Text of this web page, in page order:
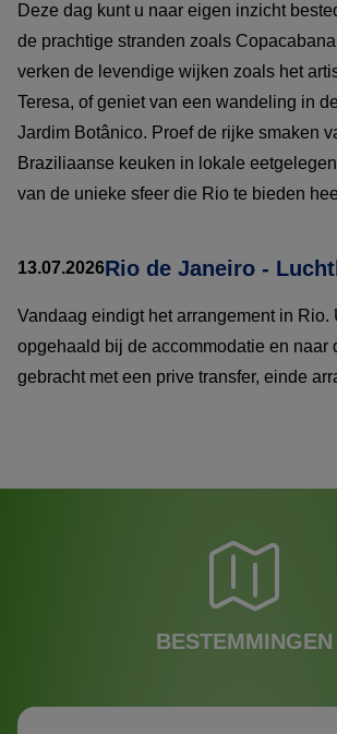
Deze dag kunt u naar eigen inzicht
de prachtige stranden zoals
verken de levendige wijken zoals het
Teresa, of geniet van een wandeling in
Jardim Botânico. Proef de rijke smaken
Braziliaanse keuken in lokale
van de unieke sfeer die Rio te bieden
13.07.2026Rio de Janeiro -
Vandaag eindigt het arrangement in Rio.
opgehaald bij de accommodatie en naar
gebracht met een prive transfer, einde
BESTEMMINGEN